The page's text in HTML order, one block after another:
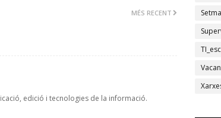
MÉS RECENT
edició i tecnologies de la informació.